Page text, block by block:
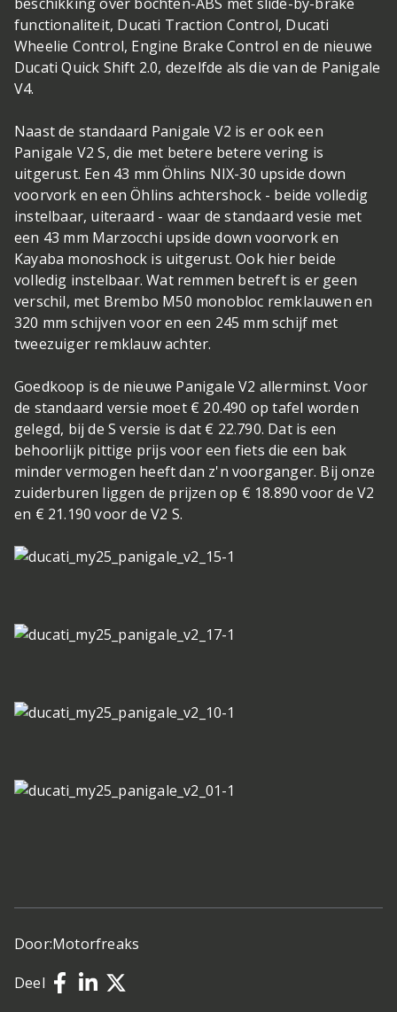
functionaliteit, Ducati Traction Control, Ducati
Wheelie Control, Engine Brake Control en de nieuwe
Ducati Quick Shift 2.0, dezelfde als die van de Panigale
V4.
Naast de standaard Panigale V2 is er ook een
Panigale V2 S, die met betere betere vering is
uitgerust. Een 43 mm Öhlins NIX-30 upside down
voorvork en een Öhlins achtershock - beide volledig
instelbaar, uiteraard - waar de standaard vesie met
een 43 mm Marzocchi upside down voorvork en
Kayaba monoshock is uitgerust. Ook hier beide
volledig instelbaar. Wat remmen betreft is er geen
verschil, met Brembo M50 monobloc remklauwen en
320 mm schijven voor en een 245 mm schijf met
tweezuiger remklauw achter.
Goedkoop is de nieuwe Panigale V2 allerminst. Voor
de standaard versie moet € 20.490 op tafel worden
gelegd, bij de S versie is dat € 22.790. Dat is een
behoorlijk pittige prijs voor een fiets die een bak
minder vermogen heeft dan z'n voorganger. Bij onze
zuiderburen liggen de prijzen op € 18.890 voor de V2
en € 21.190 voor de V2 S.
Door:Motorfreaks
Deel